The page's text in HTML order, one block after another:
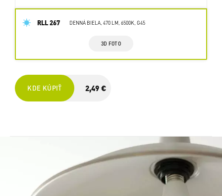
RLL 267 DENNÁ BIELA, 470 LM, 6500K, G45
3D FOTO
KDE KÚPIŤ 2,49 €